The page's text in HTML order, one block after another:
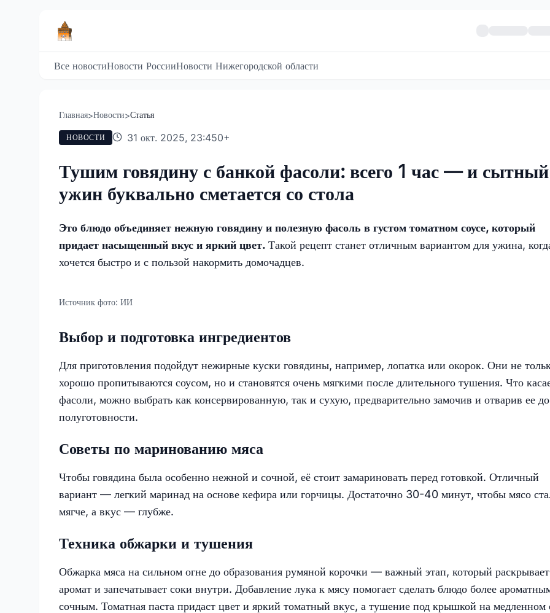
Все новостиНовости РоссииНовости Нижегородской области
Главная>Новости>Статья
НОВОСТИ 31 окт. 2025, 23:450+
Тушим говядину с банкой фасоли: всего 1 час — и сытный
ужин буквально сметается со стола
Это блюдо объединяет нежную говядину и полезную фасоль в густом томатном соусе, который
придает насыщенный вкус и яркий цвет. Такой рецепт станет отличным вариантом для ужина,
хочется быстро и с пользой накормить домочадцев.
Источник фото: ИИ
Выбор и подготовка ингредиентов
Для приготовления подойдут нежирные куски говядины, например, лопатка или окорок. Они не
хорошо пропитываются соусом, но и становятся очень мягкими после длительного тушения. Что
фасоли, можно выбрать как консервированную, так и сухую, предварительно замочив и отварив ее до
полуготовности.
Советы по маринованию мяса
Чтобы говядина была особенно нежной и сочной, её стоит замариновать перед готовкой. Отличный
вариант — легкий маринад на основе кефира или горчицы. Достаточно 30-40 минут, чтобы мясо
мягче, а вкус — глубже.
Техника обжарки и тушения
Обжарка мяса на сильном огне до образования румяной корочки — важный этап, который раскрывает
аромат и запечатывает соки внутри. Добавление лука к мясу помогает сделать блюдо более
сочным. Томатная паста придаст цвет и яркий томатный вкус, а тушение под крышкой на медленном